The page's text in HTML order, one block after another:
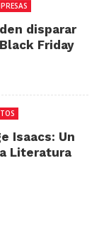
disparar
Friday
Isaacs: Un
Literatura